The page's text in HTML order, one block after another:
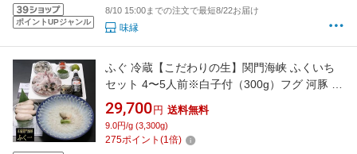
ポイントUPジャンル
8/10 15:00までの注文で最短8/22お届け
味縁
ふぐ 冷蔵【こだわりの生】関門海峡 ふくいち
セット 4〜5人前※白子付（300g）フグ 河豚 ふ
ぐ 刺身 ふぐ鍋 セット てっさ てっちり 海鮮 お
歳暮 お取り寄せ【送料無料】【代引手数料無
料】※大晦日・3か日 配達可能
29,700円 送料無料
9.0円/g (3,300g)
275ポイント (1 倍)